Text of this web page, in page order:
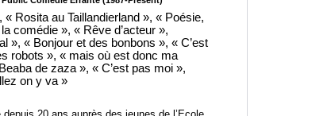
Rosita au Taillandierland », « Poésie,
comédie », « Rêve d’acteur »,
», « Bonjour et des bonbons », « C’est
robots », « mais où est donc ma
de zaza », « C’est pas moi »,
on y va »
20 ans auprès des jeunes de l’Ecole